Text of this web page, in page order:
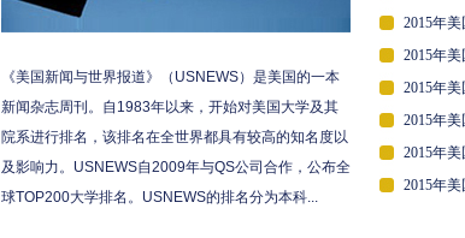
《美国新闻与世界报道》（USNEWS）是美国的一本
新闻杂志周刊。自1983年以来，开始对美国大学及其
院系进行排名，该排名在全世界都具有较高的知名度以
及影响力。USNEWS自2009年与QS公司合作，公布全
球TOP200大学排名。USNEWS的排名分为本科...
2015年
2015年
2015年
2015年
名
2015年
2015年